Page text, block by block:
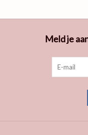
Meld je